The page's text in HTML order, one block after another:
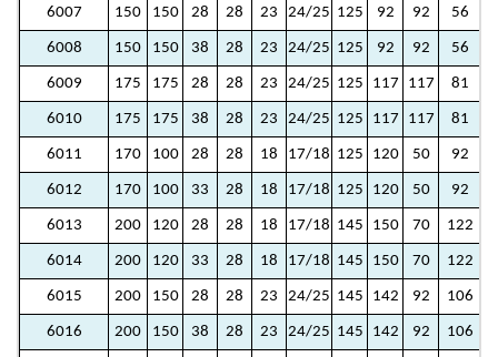
6007 150 150 28 28 23 24/25 125 92 92 56
6008 150 150 38 28 23 24/25 125 92 92 56
6009 175 175 28 28 23 24/25 125 117 117 81
6010 175 175 38 28 23 24/25 125 117 117 81
6011 170 100 28 28 18 17/18 125 120 50 92
6012 170 100 33 28 18 17/18 125 120 50 92
6013 200 120 28 28 18 17/18 145 150 70 122
6014 200 120 33 28 18 17/18 145 150 70 122
6015 200 150 28 28 23 24/25 145 142 92 106
6016 200 150 38 28 23 24/25 145 142 92 106